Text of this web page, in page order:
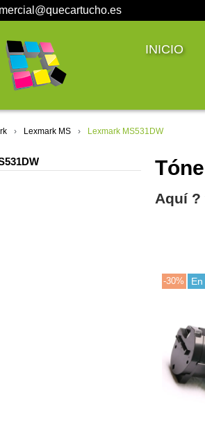
INICIO
Lexmark MS Lexmark MS531DW
Aquí ?
-30%